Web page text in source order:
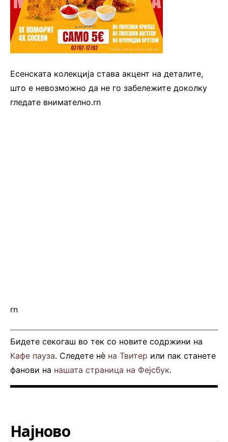
Есенската колекција става акцент на деталите,
што е невозможно да не го забележите доколку
гледате внимателно.rn
rn
Бидете секогаш во тек со новите содржини на
Кафе пауза. Следете нè на Твитер или пак станете
фанови на нашата страница на Фејсбук.
Најново